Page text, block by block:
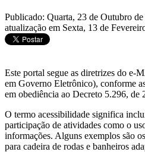
Publicado: Quarta, 23 de Outubro
atualização em Sexta, 13 de
Este portal segue as diretrizes do e-
em Governo Eletrônico), conforme
em obediência ao Decreto 5.296, de
O termo acessibilidade significa
participação de atividades como o
informações. Alguns exemplos são
para cadeira de rodas e banheiros